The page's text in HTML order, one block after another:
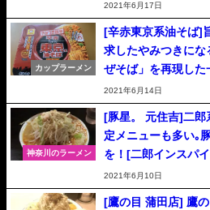
2021年6月17日
カップラーメン
[辛赤東京系油そば]
求したやみつきにな
ぜそば」を再現した
2021年6月14日
神奈川のラーメン
[豚星。 元住吉]二郎
定メニューも多い｡
を！[二郎インスパ
2021年6月10日
[鷹の目 蒲田店] 鷹